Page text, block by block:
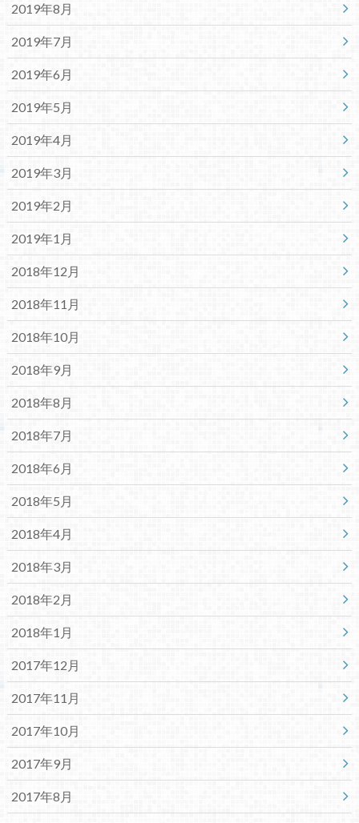
2019年8月
2019年7月
2019年6月
2019年5月
2019年4月
2019年3月
2019年2月
2019年1月
2018年12月
2018年11月
2018年10月
2018年9月
2018年8月
2018年7月
2018年6月
2018年5月
2018年4月
2018年3月
2018年2月
2018年1月
2017年12月
2017年11月
2017年10月
2017年9月
2017年8月